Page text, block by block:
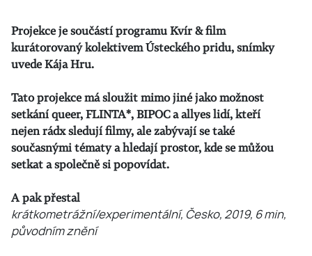
Projekce je součástí programu Kvír & film
kurátorovaný kolektivem Ústeckého pridu, snímky
uvede Kája Hru.
Tato projekce má sloužit mimo jiné jako možnost
setkání queer, FLINTA*, BIPOC a allyes lidí, kteří
nejen rádx sledují filmy, ale zabývají se také
současnými tématy a hledají prostor, kde se můžou
setkat a společně si popovídat.
A pak přestal
krátkometrážní/experimentální, Česko, 2019, 6 min,
původním znění